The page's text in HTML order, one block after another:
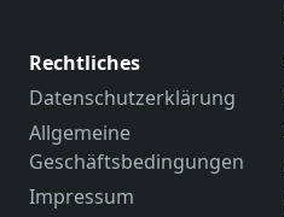
Rechtliches
Datenschutzerklärung
Allgemeine
Geschäftsbedingungen
Impressum